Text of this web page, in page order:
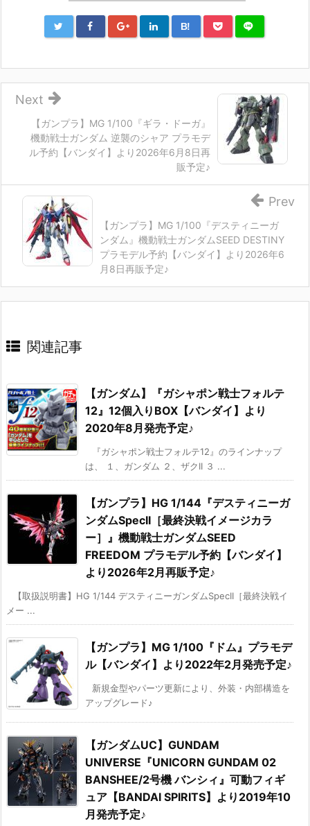
B!
【ガンプラ】MG 1/100『ギラ・ドーガ』
機動戦士ガンダム 逆襲のシャア プラモデ
ル予約【バンダイ】より2026年6月8日再
販予定♪
Next
【ガンプラ】MG 1/100『デスティニーガ
ンダム』機動戦士ガンダムSEED DESTINY
プラモデル予約【バンダイ】より2026年6
月8日再販予定♪
Prev
関連記事
【ガンダム】『ガシャポン戦士フォルテ
12』12個入りBOX【バンダイ】より
2020年8月発売予定♪
『ガシャポン戦士フォルテ12』のラインナップ
は、 １、ガンダム ２、ザクII ３ ...
【ガンプラ】HG 1/144『デスティニーガ
ンダムSpecII［最終決戦イメージカラ
ー］』機動戦士ガンダムSEED
FREEDOM プラモデル予約【バンダイ】
より2026年2月再販予定♪
【取扱説明書】HG 1/144 デスティニーガンダムSpecII［最終決戦イ
メー ...
【ガンプラ】MG 1/100『ドム』プラモデ
ル【バンダイ】より2022年2月発売予定♪
新規金型やパーツ更新により、外装・内部構造を
アップグレード♪
【ガンダムUC】GUNDAM
UNIVERSE『UNICORN GUNDAM 02
BANSHEE/2号機 バンシィ』可動フィギ
ュア【BANDAI SPIRITS】より2019年10
月発売予定♪